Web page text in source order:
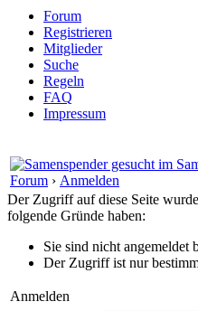
Forum
Registrieren
Mitglieder
Suche
Regeln
FAQ
Impressum
Forum › Anmelden
Der Zugriff auf diese Seite
folgende Gründe haben:
Sie sind nicht angemeldet
Der Zugriff ist nur
Anmelden